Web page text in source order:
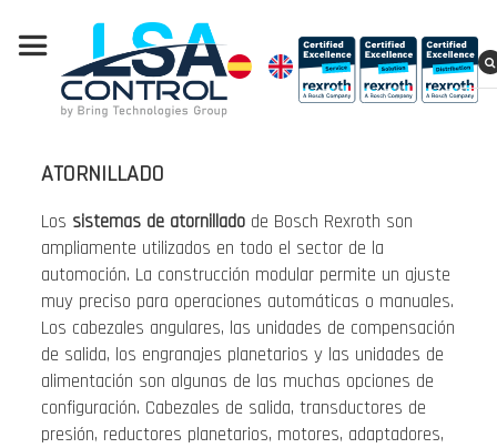
ATORNILLADO
Los sistemas de atornillado de Bosch Rexroth son
ampliamente utilizados en todo el sector de la
automoción. La construcción modular permite un ajuste
muy preciso para operaciones automáticas o manuales.
Los cabezales angulares, las unidades de compensación
de salida, los engranajes planetarios y las unidades de
alimentación son algunas de las muchas opciones de
configuración. Cabezales de salida, transductores de
presión, reductores planetarios, motores, adaptadores,